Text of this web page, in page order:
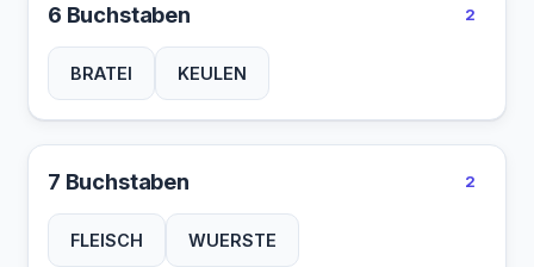
6 Buchstaben 2
BRATEI KEULEN
7 Buchstaben 2
FLEISCH WUERSTE